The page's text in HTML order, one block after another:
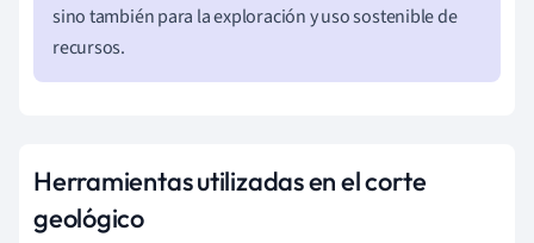
sino también para la exploración y uso sostenible de
recursos.
Herramientas utilizadas en el corte
geológico